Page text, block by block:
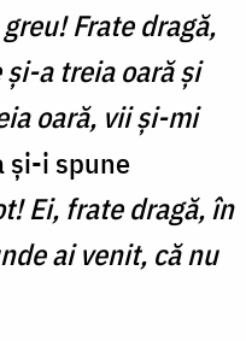
Frate dragă,
a treia oară și
oară, vii și-mi
și-i spune
Ei, frate dragă, în
ai venit, că nu